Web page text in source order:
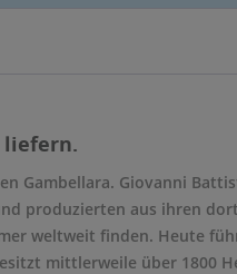
liefern.
Gambellara. Giovanni
produzierten aus ihren dort
weltweit finden. Heute
mittlerweile über 1800